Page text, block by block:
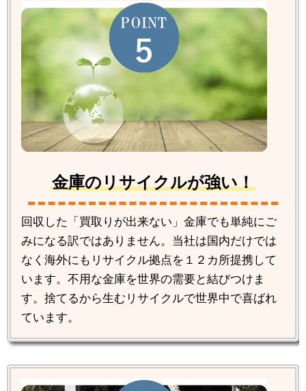
金庫のリサイクルが強い！
回収した「買取りが出来ない」金庫でも単純にご
みになる訳ではありません。当社は国内だけでは
なく海外にもリサイクル拠点を１２カ所提携して
います。不用な金庫を世界の需要と結びつけま
す。捨てるから生むリサイクルで世界中で喜ばれ
ています。